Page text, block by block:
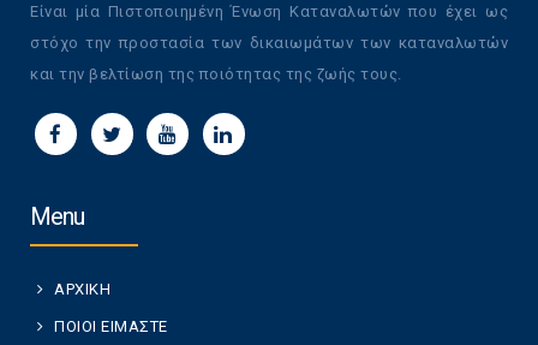
Είναι μία Πιστοποιημένη Ένωση Καταναλωτών που έχει ως
στόχο την προστασία των δικαιωμάτων των καταναλωτών
και την βελτίωση της ποιότητας της ζωής τους.
Menu
ΑΡΧΙΚΗ
ΠΟΙΟΙ ΕΙΜΑΣΤΕ